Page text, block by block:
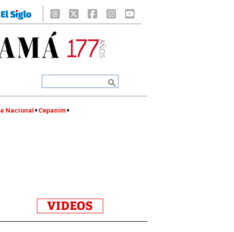
Nacional Cepanim
VIDEOS